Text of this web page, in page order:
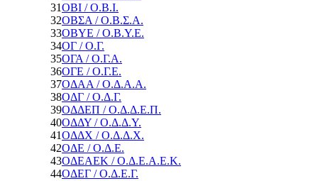
31ΟΒΙ / Ο.Β.Ι.
32ΟΒΣΑ / Ο.Β.Σ.Α.
33ΟΒΥΕ / Ο.Β.Υ.Ε.
34ΟΓ / Ο.Γ.
35ΟΓΑ / Ο.Γ.Α.
36ΟΓΕ / Ο.Γ.Ε.
37ΟΔΑΑ / Ο.Δ.Α.Α.
38ΟΔΓ / Ο.Δ.Γ.
39ΟΔΔΕΠ / Ο.Δ.Δ.Ε.Π.
40ΟΔΔΥ / Ο.Δ.Δ.Υ.
41ΟΔΔΧ / Ο.Δ.Δ.Χ.
42ΟΔΕ / Ο.Δ.Ε.
43ΟΔΕΑΕΚ / Ο.Δ.Ε.Α.Ε.Κ.
44ΟΔΕΓ / Ο.Δ.Ε.Γ.